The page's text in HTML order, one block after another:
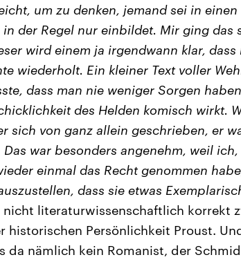
um zu denken, jemand sei in
der Regel nur einbildet. Mir ging das
wird einem ja irgendwann klar,
wiederholt. Ein kleiner Text voller
dass man nie weniger Sorgen
des Helden komisch wirkt.
sich von ganz allein geschrieben, er
war besonders angenehm, weil
einmal das Recht genommen
dass sie etwas
literaturwissenschaftlich korrekt
historischen Persönlichkeit Proust.
da nämlich kein Romanist, der